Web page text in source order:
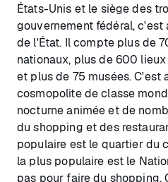
États-Unis et le siège des
gouvernement fédéral, c'est
de l'État. Il compte plus de
nationaux, plus de 600
et plus de 75 musées. C'est
cosmopolite de classe
nocturne animée et de
du shopping et des
populaire est le quartier du
la plus populaire est le
pas pour faire du shopping.